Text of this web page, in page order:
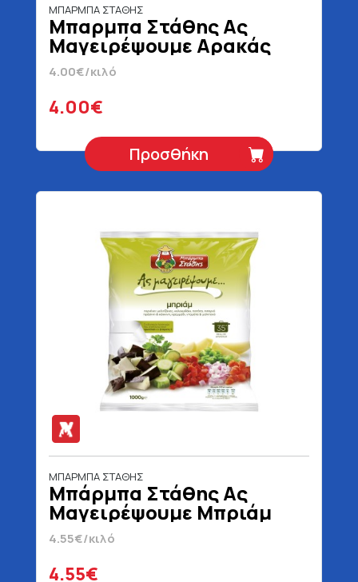
ΜΠΑΡΜΠΑ ΣΤΑΘΗΣ
Μπαρμπα Στάθης Ας
Μαγειρέψουμε Αρακάς
Λαδερός Με Μελιτζάνες
1000 gr
4.00€/κιλό
4.00€
Προσθήκη
ΜΠΑΡΜΠΑ ΣΤΑΘΗΣ
Μπάρμπα Στάθης Ας
Μαγειρέψουμε Μπριάμ
1000 gr
4.55€/κιλό
4.55€